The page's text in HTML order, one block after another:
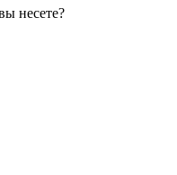
несете?